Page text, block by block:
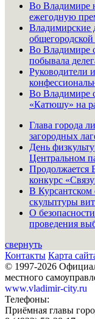
Во Владимире
ежегодную
Владимирские
Во Владимире
побывала
Руководители
Во Владимире
«Катюшу» на
Глава города
загородных
День
Центральном
Продолжается
конкурс
В Курсантском
скульптуры
О
проведения
свернуть
Контакты Карта
© 1997-2026
местного
www.vladimir-city.ru
Телефоны:
Приёмная главы